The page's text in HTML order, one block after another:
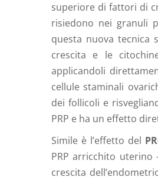
superiore di fattori di
risiedono nei granuli
questa nuova
crescita e le
applicandoli
cellule staminali
dei follicoli e
PRP e ha un effetto
Simile è l’effetto del
PRP arricchito
crescita